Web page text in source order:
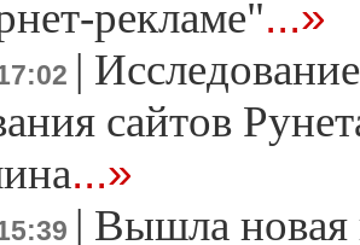
рекламе"...»
|
сайтов
...»
| Вышла